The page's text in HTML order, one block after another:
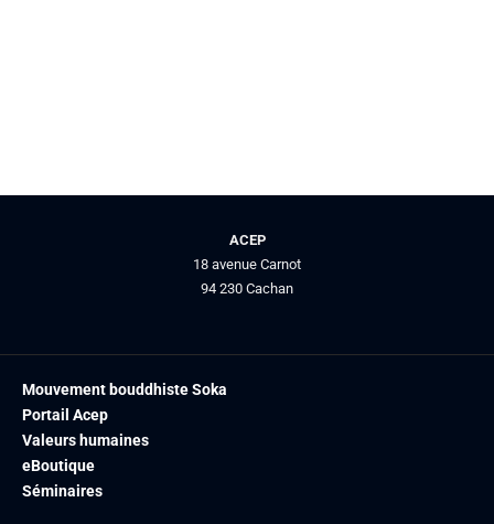
ACEP
18 avenue Carnot
94 230 Cachan
Mouvement bouddhiste Soka
Portail Acep
Valeurs humaines
eBoutique
Séminaires